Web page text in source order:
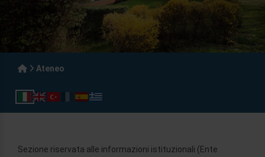
Ateneo
Sezione riservata alle informazioni istituzionali (Ente